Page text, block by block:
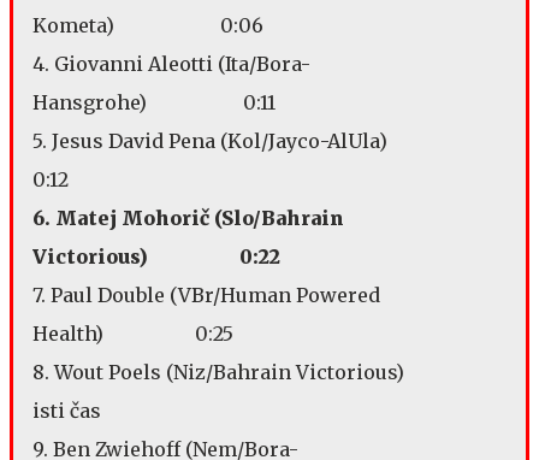
Kometa) 0:06
4. Giovanni Aleotti (Ita/Bora-
Hansgrohe) 0:11
5. Jesus David Pena (Kol/Jayco-AlUla)
0:12
6. Matej Mohorič (Slo/Bahrain
Victorious) 0:22
7. Paul Double (VBr/Human Powered
Health) 0:25
8. Wout Poels (Niz/Bahrain Victorious)
isti čas
9. Ben Zwiehoff (Nem/Bora-